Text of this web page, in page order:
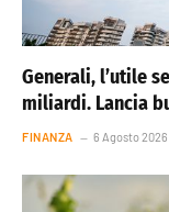
Generali, l’utile
miliardi. Lancia
FINANZA 6 Agosto 2026